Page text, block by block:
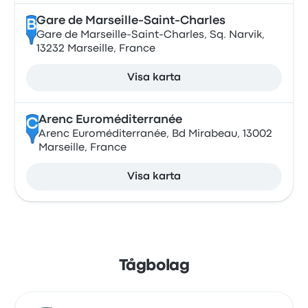
BGare de Marseille-Saint-Charles
Gare de Marseille-Saint-Charles, Sq. Narvik,
13232 Marseille, France
Visa karta
CArenc Euroméditerranée
Arenc Euroméditerranée, Bd Mirabeau, 13002
Marseille, France
Visa karta
Tågbolag